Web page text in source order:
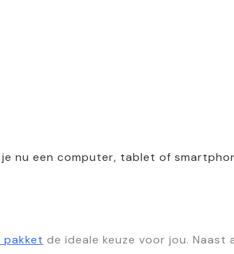
nu een computer, tablet of
pakket de ideale keuze voor jou. Naast